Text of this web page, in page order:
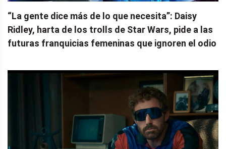
“La gente dice más de lo que necesita”: Daisy
Ridley, harta de los trolls de Star Wars, pide a las
futuras franquicias femeninas que ignoren el odio